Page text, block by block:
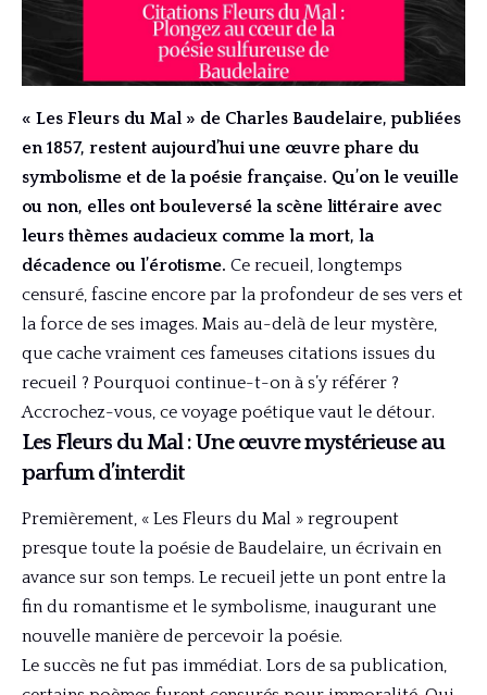
« Les Fleurs du Mal » de Charles Baudelaire, publiées
en 1857, restent aujourd’hui une œuvre phare du
symbolisme et de la poésie française. Qu’on le veuille
ou non, elles ont bouleversé la scène littéraire avec
leurs thèmes audacieux comme la mort, la
décadence ou l’érotisme. Ce recueil, longtemps
censuré, fascine encore par la profondeur de ses vers et
la force de ses images. Mais au-delà de leur mystère,
que cache vraiment ces fameuses citations issues du
recueil ? Pourquoi continue-t-on à s’y référer ?
Accrochez-vous, ce voyage poétique vaut le détour.
Les Fleurs du Mal : Une œuvre mystérieuse au
parfum d’interdit
Premièrement, « Les Fleurs du Mal » regroupent
presque toute la poésie de Baudelaire, un écrivain en
avance sur son temps. Le recueil jette un pont entre la
fin du romantisme et le symbolisme, inaugurant une
nouvelle manière de percevoir la poésie.
Le succès ne fut pas immédiat. Lors de sa publication,